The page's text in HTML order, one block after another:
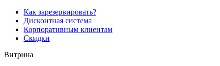
Как зарезервировать?
Дисконтная система
Корпоративным клиентам
Скидки
Витрина